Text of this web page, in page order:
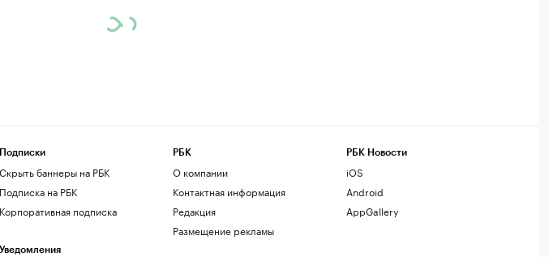
Подписки
Скрыть баннеры на РБК
Подписка на РБК
Корпоративная подписка
Уведомления
РБК
О компании
Контактная информация
Редакция
Размещение рекламы
РБК Новости
iOS
Android
AppGallery